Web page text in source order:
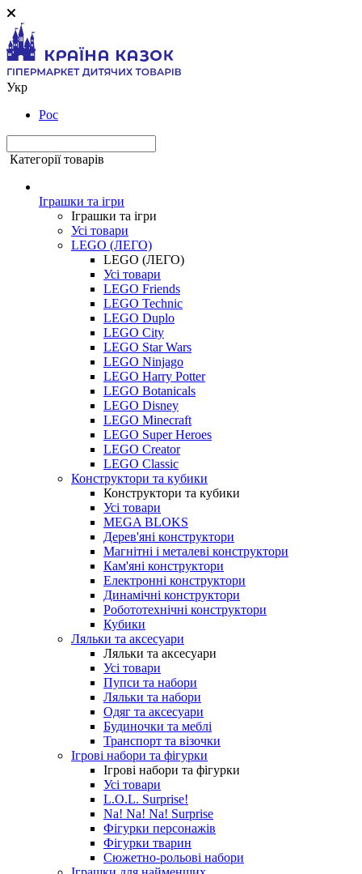
Укр
Рос
Категорії товарів
Іграшки та ігри
Іграшки та ігри
Усі товари
LEGO (ЛЕГО)
LEGO (ЛЕГО)
Усі товари
LEGO Friends
LEGO Technic
LEGO Duplo
LEGO City
LEGO Star Wars
LEGO Ninjago
LEGO Harry Potter
LEGO Botanicals
LEGO Disney
LEGO Minecraft
LEGO Super Heroes
LEGO Creator
LEGO Classic
Конструктори та кубики
Конструктори та кубики
Усі товари
MEGA BLOKS
Дерев'яні конструктори
Магнітні і металеві конструктори
Кам'яні конструктори
Електронні конструктори
Динамічні конструктори
Робототехнічні конструктори
Кубики
Ляльки та аксесуари
Ляльки та аксесуари
Усі товари
Пупси та набори
Ляльки та набори
Одяг та аксесуари
Будиночки та меблі
Транспорт та візочки
Ігрові набори та фігурки
Ігрові набори та фігурки
Усі товари
L.O.L. Surprise!
Na! Na! Na! Surprise
Фігурки персонажів
Фігурки тварин
Сюжетно-рольові набори